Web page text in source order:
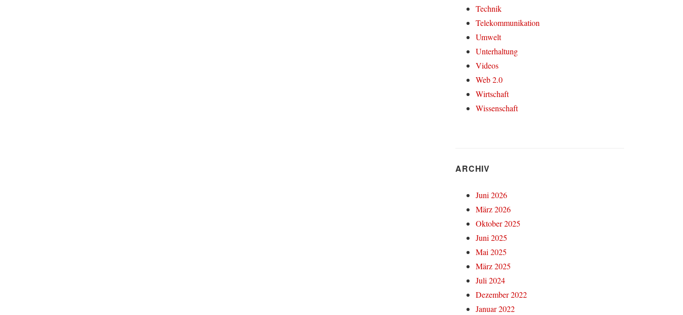
Technik
Telekommunikation
Umwelt
Unterhaltung
Videos
Web 2.0
Wirtschaft
Wissenschaft
ARCHIV
Juni 2026
März 2026
Oktober 2025
Juni 2025
Mai 2025
März 2025
Juli 2024
Dezember 2022
Januar 2022